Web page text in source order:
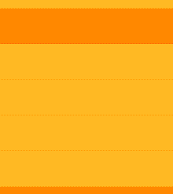
検証結果を